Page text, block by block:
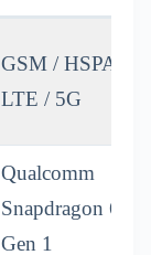
GSM / HSPA /
LTE / 5G
Qualcomm
Snapdragon 6
Gen 1